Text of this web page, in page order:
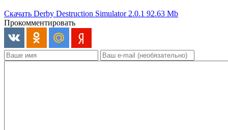
Скачать Derby Destruction Simulator 2.0.1 92.63 Mb
Прокомментировать